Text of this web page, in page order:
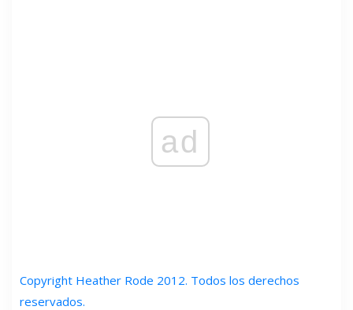
ad
Copyright Heather Rode 2012. Todos los derechos
reservados.